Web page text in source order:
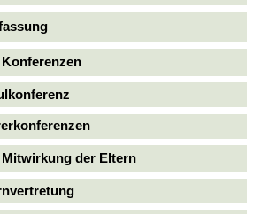
der Eltern